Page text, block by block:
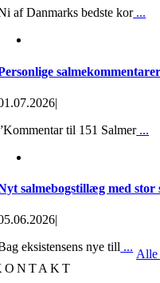
af Danmarks bedste kor...
|
til 151 Salmer...
salmebogstillæg med
|
eksistensens nye till ...
Alle